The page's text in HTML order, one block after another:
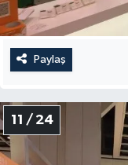
Paylaş
11 / 24